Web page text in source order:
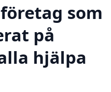
som
på
hjälpa